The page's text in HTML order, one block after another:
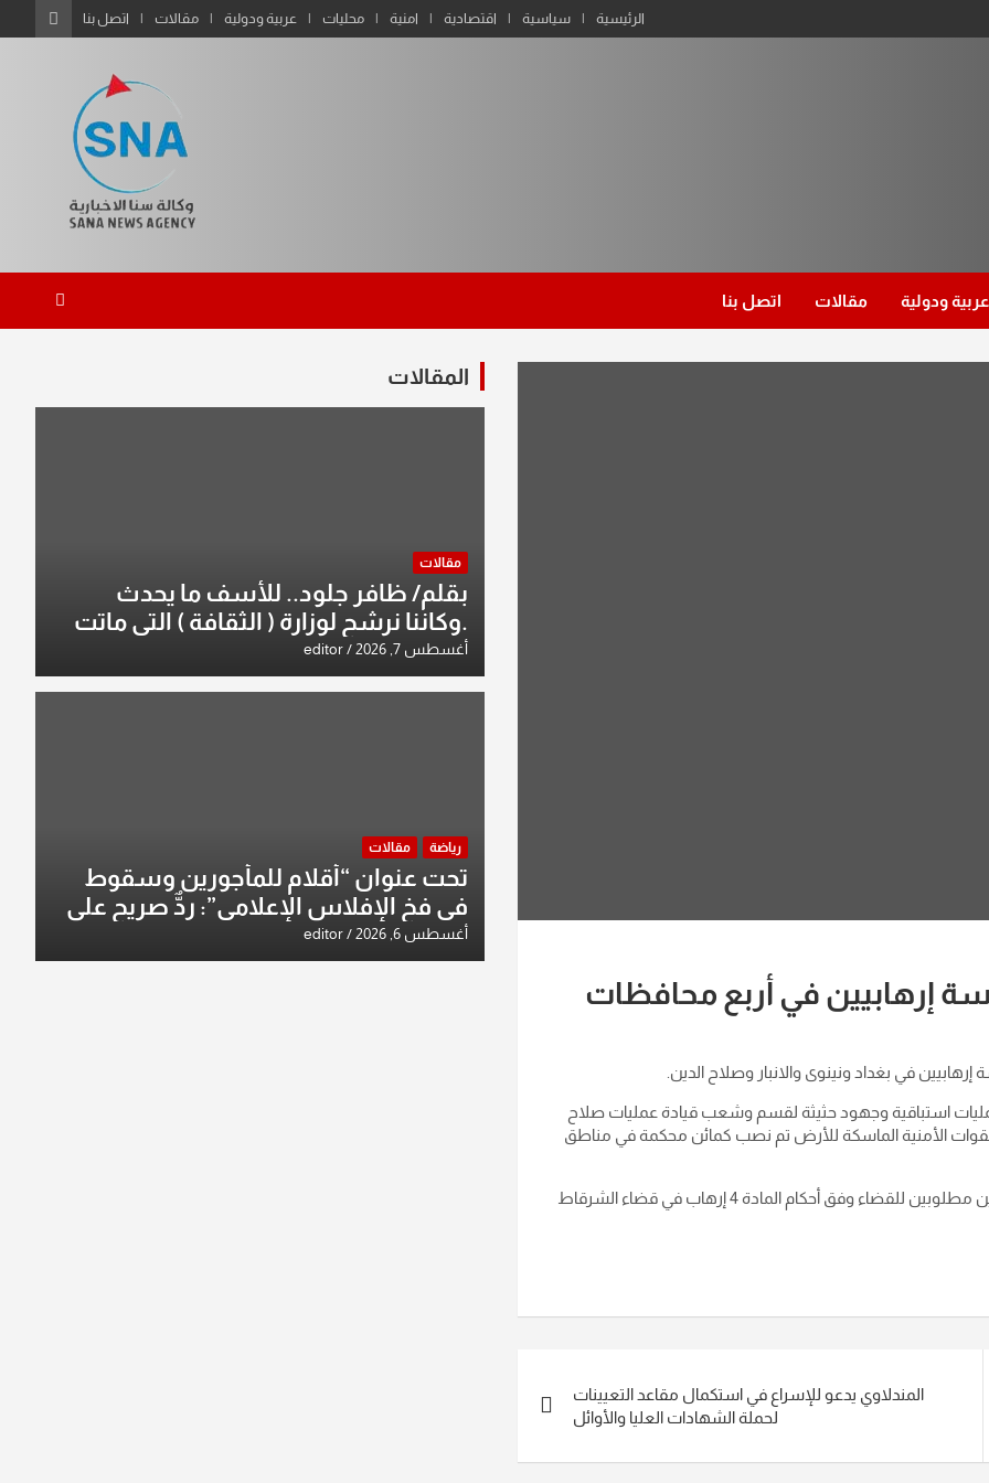
الرئيسية سياسية اقتصادية امنية محليات عربية ودولية مقالات اتصل بنا
عربية ودولية مقالات اتصل بنا
إرهابيين في أربع محافظات
إرهابيين في بغداد ونينوى والانبار وصلاح الدين
استباقية وجهود حثيثة لقسم وشعب قيادة عمليات صلاح
الأمنية الماسكة للأرض تم نصب كمائن محكمة في مناطق
وأضافت، أن "تلك الكمائن أسفرت عن إلقاء القبض على ( 5 ) إرهابيين مطلوبين للقضاء وفق أحكام المادة 4 إرهاب في قضاء الشرقاط
المندلاوي يدعو للإسراع في استكمال مقاعد التعيينات
لحملة الشهادات العليا والأوائل
المقالات
مقالات
بقلم/ ظافر جلود.. للأسف ما يحدث
.وكاننا نرشح لوزارة ( الثقافة ) التي ماتت
من زمان وزير يمثلها من النخبة والإرث
العظيم للثقافة العراقية..
أغسطس 7, 2026 editor
رياضة مقالات
تحت عنوان “أقلام للمأجورين وسقوط
في فخ الإفلاس الإعلامي”: ردٌّ صريح على
افتراءات سمير الشكرجي
أغسطس 6, 2026 editor